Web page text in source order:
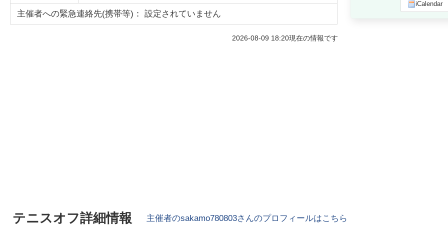
主催者への緊急連絡先(携帯等)： 設定されていません
2026-08-09 18:20現在の情報です
iCalendar
テニスオフ詳細情報 主催者のsakamo780803さんのプロフィールはこちら